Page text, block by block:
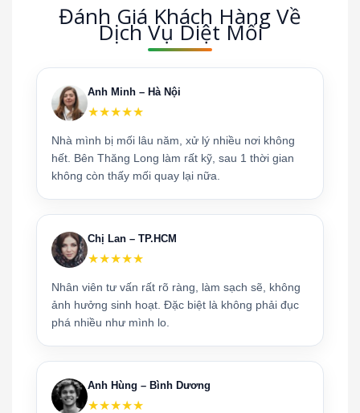
Đánh Giá Khách Hàng Về
Dịch Vụ Diệt Mối
Anh Minh – Hà Nội
★★★★★
Nhà mình bị mối lâu năm, xử lý nhiều nơi không
hết. Bên Thăng Long làm rất kỹ, sau 1 thời gian
không còn thấy mối quay lại nữa.
Chị Lan – TP.HCM
★★★★★
Nhân viên tư vấn rất rõ ràng, làm sạch sẽ, không
ảnh hưởng sinh hoạt. Đặc biệt là không phải đục
phá nhiều như mình lo.
Anh Hùng – Bình Dương
★★★★★